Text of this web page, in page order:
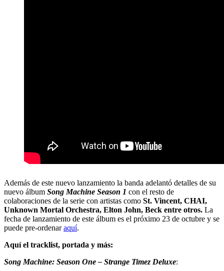
Además de este nuevo lanzamiento la banda adelantó detalles de su
nuevo álbum Song Machine Season 1 con el resto de
colaboraciones de la serie con artistas como St. Vincent, CHAI,
Unknown Mortal Orchestra, Elton John, Beck entre otros. La
fecha de lanzamiento de este álbum es el próximo 23 de octubre y se
puede pre-ordenaraquí.
Aquí el tracklist, portada y más:
Song Machine: Season One – Strange Timez Deluxe: